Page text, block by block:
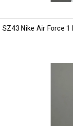
SZ43 Nike Air Force